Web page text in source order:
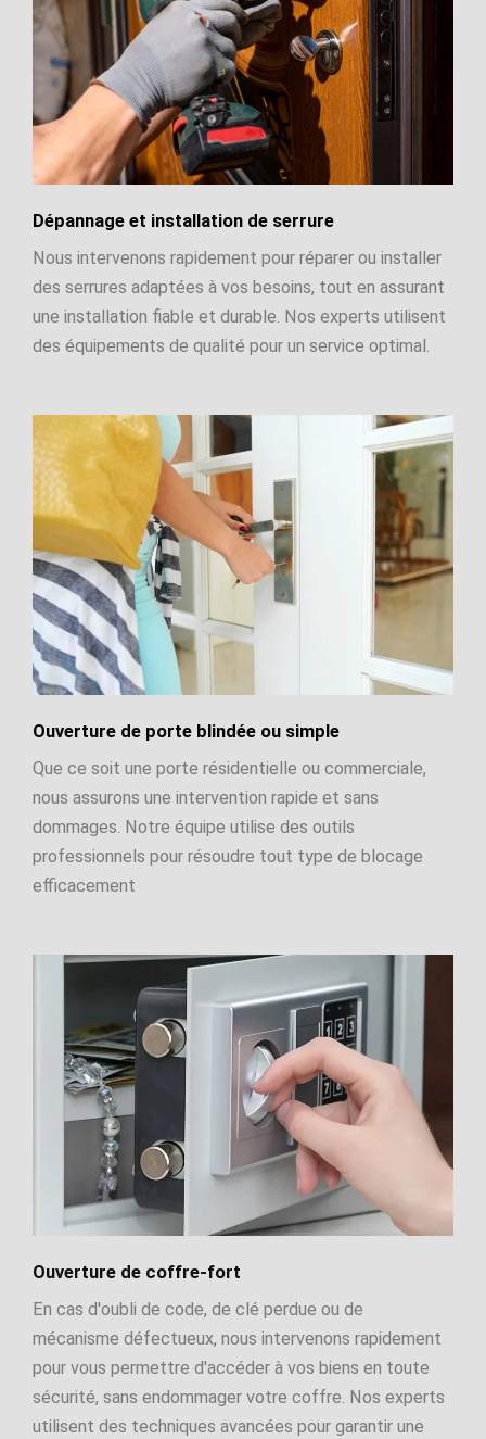
Dépannage et installation de serrure
Nous intervenons rapidement pour réparer ou installer
des serrures adaptées à vos besoins, tout en assurant
une installation fiable et durable. Nos experts utilisent
des équipements de qualité pour un service optimal.
Ouverture de porte blindée ou simple
Que ce soit une porte résidentielle ou commerciale,
nous assurons une intervention rapide et sans
dommages. Notre équipe utilise des outils
professionnels pour résoudre tout type de blocage
efficacement
Ouverture de coffre-fort
En cas d'oubli de code, de clé perdue ou de
mécanisme défectueux, nous intervenons rapidement
pour vous permettre d'accéder à vos biens en toute
sécurité, sans endommager votre coffre. Nos experts
utilisent des techniques avancées pour garantir une